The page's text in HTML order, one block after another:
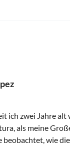
ich zwei Jahre alt
als meine
beobachtet, wie